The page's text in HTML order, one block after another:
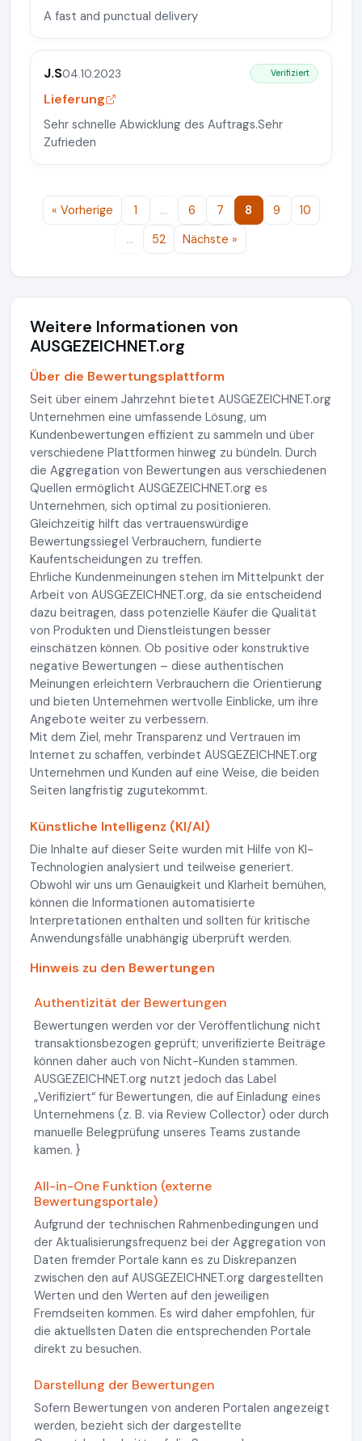
A fast and punctual delivery
J.S04.10.2023 Verifiziert
Lieferung
Sehr schnelle Abwicklung des Auftrags.Sehr
Zufrieden
« Vorherige 1 … 6 7 8 9
10
…
52 Nächste »
Weitere Informationen von
AUSGEZEICHNET.org
Über die Bewertungsplattform
Seit über einem Jahrzehnt bietet AUSGEZEICHNET.org
Unternehmen eine umfassende Lösung, um
Kundenbewertungen effizient zu sammeln und über
verschiedene Plattformen hinweg zu bündeln. Durch
die Aggregation von Bewertungen aus verschiedenen
Quellen ermöglicht AUSGEZEICHNET.org es
Unternehmen, sich optimal zu positionieren.
Gleichzeitig hilft das vertrauenswürdige
Bewertungssiegel Verbrauchern, fundierte
Kaufentscheidungen zu treffen.
Ehrliche Kundenmeinungen stehen im Mittelpunkt der
Arbeit von AUSGEZEICHNET.org, da sie entscheidend
dazu beitragen, dass potenzielle Käufer die Qualität
von Produkten und Dienstleistungen besser
einschätzen können. Ob positive oder konstruktive
negative Bewertungen – diese authentischen
Meinungen erleichtern Verbrauchern die Orientierung
und bieten Unternehmen wertvolle Einblicke, um ihre
Angebote weiter zu verbessern.
Mit dem Ziel, mehr Transparenz und Vertrauen im
Internet zu schaffen, verbindet AUSGEZEICHNET.org
Unternehmen und Kunden auf eine Weise, die beiden
Seiten langfristig zugutekommt.
Künstliche Intelligenz (KI/AI)
Die Inhalte auf dieser Seite wurden mit Hilfe von KI-
Technologien analysiert und teilweise generiert.
Obwohl wir uns um Genauigkeit und Klarheit bemühen,
können die Informationen automatisierte
Interpretationen enthalten und sollten für kritische
Anwendungsfälle unabhängig überprüft werden.
Hinweis zu den Bewertungen
Authentizität der Bewertungen
Bewertungen werden vor der Veröffentlichung nicht
transaktionsbezogen geprüft; unverifizierte Beiträge
können daher auch von Nicht-Kunden stammen.
AUSGEZEICHNET.org nutzt jedoch das Label
„Verifiziert“ für Bewertungen, die auf Einladung eines
Unternehmens (z. B. via Review Collector) oder durch
manuelle Belegprüfung unseres Teams zustande
kamen. }
All-in-One Funktion (externe
Bewertungsportale)
Aufgrund der technischen Rahmenbedingungen und
der Aktualisierungsfrequenz bei der Aggregation von
Daten fremder Portale kann es zu Diskrepanzen
zwischen den auf AUSGEZEICHNET.org dargestellten
Werten und den Werten auf den jeweiligen
Fremdseiten kommen. Es wird daher empfohlen, für
die aktuellsten Daten die entsprechenden Portale
direkt zu besuchen.
Darstellung der Bewertungen
Sofern Bewertungen von anderen Portalen angezeigt
werden, bezieht sich der dargestellte